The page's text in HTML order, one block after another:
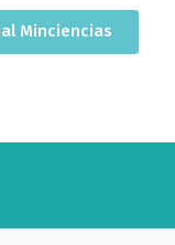
Minciencias